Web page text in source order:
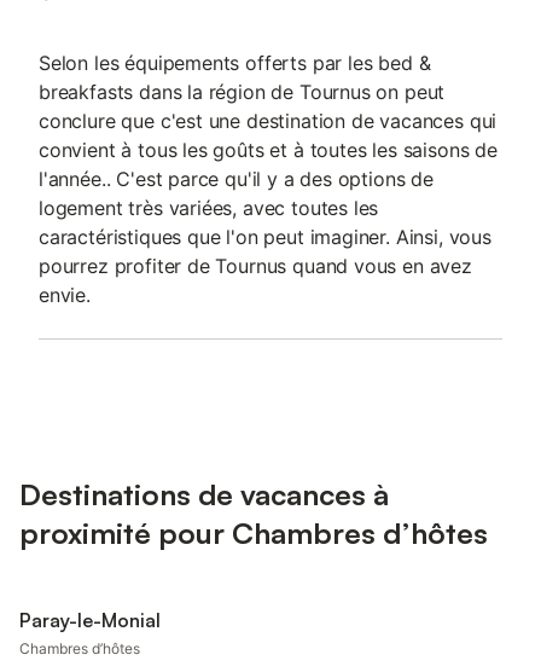
Selon les équipements offerts par les bed &
breakfasts dans la région de Tournus on peut
conclure que c'est une destination de vacances qui
convient à tous les goûts et à toutes les saisons de
l'année.. C'est parce qu'il y a des options de
logement très variées, avec toutes les
caractéristiques que l'on peut imaginer. Ainsi, vous
pourrez profiter de Tournus quand vous en avez
envie.
Destinations de vacances à
proximité pour Chambres d’hôtes
Paray-le-Monial
Chambres d’hôtes